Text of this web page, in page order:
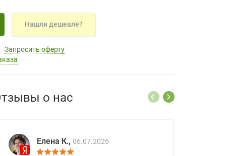
Нашли дешевле?
Запросить оферту
о нас
Елена К., 06.07.2026